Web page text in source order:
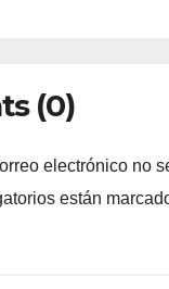
(0)
electrónico no
están